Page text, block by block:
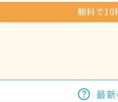
無料で10
最